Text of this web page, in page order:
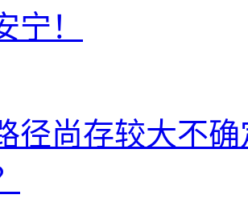
宁！
径尚存较大不